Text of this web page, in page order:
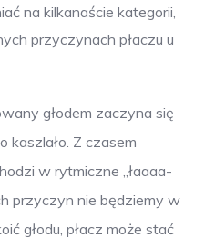
na kilkanaście kategorii,
przyczynach płaczu u
głodem zaczyna się
kaszlało. Z czasem
w rytmiczne „łaaaa-
przyczyn nie będziemy w
głodu, płacz może stać